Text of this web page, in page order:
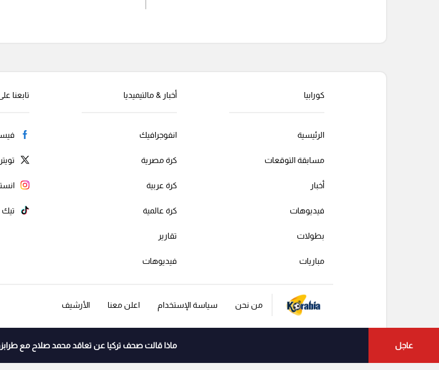
إرسال تعليق
عاجل ماذا قالت صحف تركيا عن تعاقد محمد صلاح مع
كورابيا
الرئيسية
مسابقة التوقعات
أخبار
فيديوهات
بطولات
مباريات
أخبار & مالتيميديا
انفوجرافيك
كرة مصرية
كرة عربية
كرة عالمية
تقارير
فيديوهات
تابعنا
تويتر
من نحن سياسة الإستخدام اعلن معنا الأرشيف